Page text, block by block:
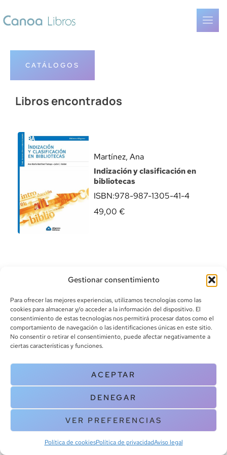
Gestionar consentimiento
Para ofrecer las mejores experiencias, utilizamos tecnologías como las
cookies para almacenar y/o acceder a la información del dispositivo. El
consentimiento de estas tecnologías nos permitirá procesar datos como el
comportamiento de navegación o las identificaciones únicas en este sitio.
No consentir o retirar el consentimiento, puede afectar negativamente a
ciertas características y funciones.
ACEPTAR
DENEGAR
VER PREFERENCIAS
Política de cookiesPolítica de privacidadAviso legal
CATÁLOGOS
Libros encontrados
Martínez, Ana
Indización y clasificación en
bibliotecas
ISBN:978-987-1305-41-4
49,00 €
info@canoalibros.com
pedidos@canoalibros.com
+34 934 242 391
CONTACTO
Copyright © 2025 Canoa Libros. All Rights Reserved |
cookies
| Aviso legal